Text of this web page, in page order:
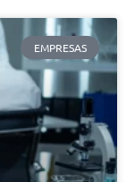
EMPRESAS